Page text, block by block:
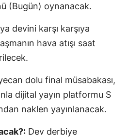
(Bugün) oynanacak.
devini karşı karşıya
hava atışı saat
dolu final müsabakası,
dijital yayın platformu S
naklen yayınlanacak.
Dev derbiye